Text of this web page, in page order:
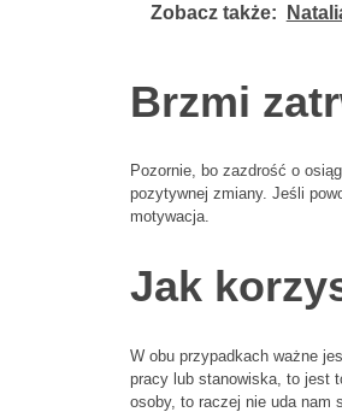
Zobacz także:
Brzmi
Pozornie, bo zazdrość o
pozytywnej zmiany. Jeśli
motywacja.
Jak
W obu przypadkach ważne
pracy lub stanowiska, to jest
osoby, to raczej nie uda nam